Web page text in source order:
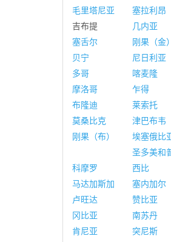
毛里塔尼亚
塞拉利昂
吉布提
几内亚
塞舌尔
刚果（金）
贝宁
尼日利亚
多哥
喀麦隆
摩洛哥
乍得
布隆迪
莱索托
莫桑比克
津巴布韦
刚果（布）
埃塞俄比
科摩罗
圣多美和
西比
马达加斯加
塞内加尔
卢旺达
赞比亚
冈比亚
南苏丹
肯尼亚
突尼斯